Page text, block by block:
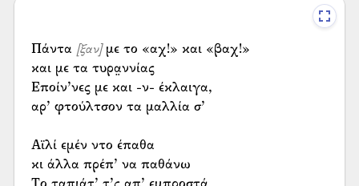
Πάντα [ξαν]με το «αχ!» και «βαχ!»
και με τα τυρα̤ννίας
Εποίν’νες με και -ν- έκλαιγα,
αρ’ φτούλτσον τα μαλλία σ’
Αϊλί εμέν ντο έπαθα
κι άλλα πρέπ’ να παθάνω